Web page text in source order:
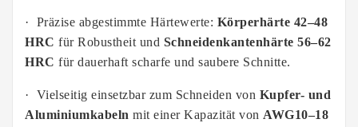
· Präzise abgestimmte Härtewerte: Körperhärte 42–48
HRC für Robustheit und Schneidenkantenhärte 56–62
HRC für dauerhaft scharfe und saubere Schnitte.
· Vielseitig einsetzbar zum Schneiden von Kupfer- und
Aluminiumkabeln mit einer Kapazität von AWG10–18